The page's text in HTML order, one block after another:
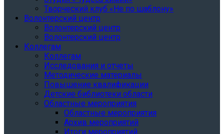
Творческий клуб «Не по шаблону»
Волонтерский центр
Волонтерский центр
Волонтерский центр
Коллегам
Коллегам
Исследования и отчеты
Методические материалы
Повышение квалификации
Детские библиотеки области
Областные мероприятия
Областные мероприятия
Архив мероприятий
Итоги мероприятий